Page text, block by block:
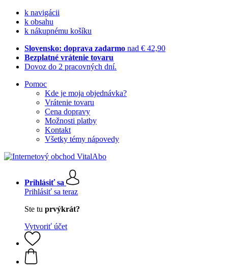
k navigácii
k obsahu
k nákupnému košíku
Slovensko: doprava zadarmo nad € 42,90
Bezplatné vrátenie tovaru
Dovoz do 2 pracovných dní.
Pomoc
Kde je moja objednávka?
Vrátenie tovaru
Cena dopravy
Možnosti platby
Kontakt
Všetky témy nápovedy
Prihlásiť sa
Prihlásiť sa teraz
Ste tu prvýkrát?
Vytvoriť účet